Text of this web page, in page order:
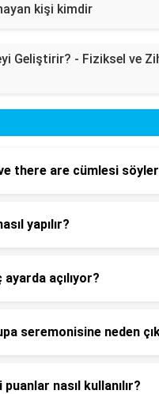
kişi kimdir
Geliştirir? - Fiziksel ve
there are cümlesi
yapılır?
ayarda açılıyor?
seremonisine neden
nasıl kullanılır?